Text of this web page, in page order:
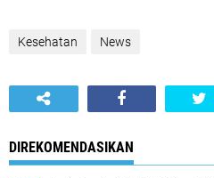
Kesehatan News
DIREKOMENDASIKAN